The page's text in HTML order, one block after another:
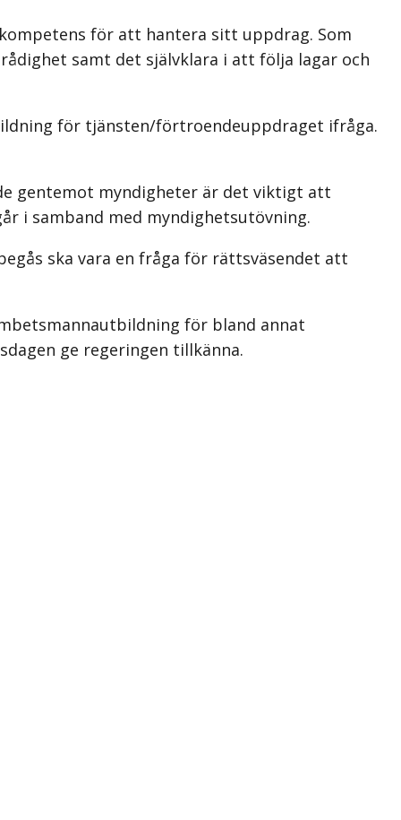
för att hantera sitt uppdrag. Som
samt det självklara i att följa lagar och
för tjänsten/förtroendeuppdraget ifråga.
gentemot myndigheter är det viktigt att
i samband med myndighetsutövning.
ska vara en fråga för rättsväsendet att
för bland annat
ge regeringen tillkänna.